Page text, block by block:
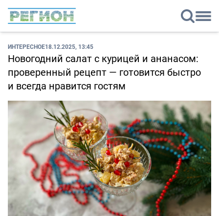
ИНТЕРЕСНОЕ18.12.2025, 13:45
Новогодний салат с курицей и ананасом:
проверенный рецепт — готовится быстро
и всегда нравится гостям